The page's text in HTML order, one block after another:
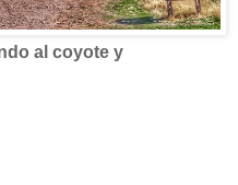
al coyote y